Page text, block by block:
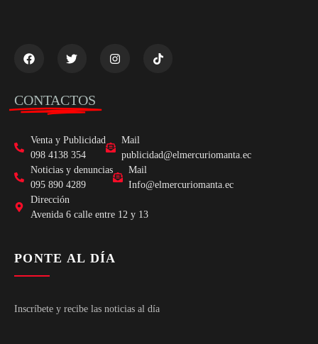
CONTACTOS
Venta y Publicidad
098 4138 354
Mail
publicidad@elmercuriomanta.ec
Noticias y denuncias
095 890 4289
Mail
Info@elmercuriomanta.ec
Dirección
Avenida 6 calle entre 12 y 13
PONTE AL DÍA
Inscríbete y recibe las noticias al día